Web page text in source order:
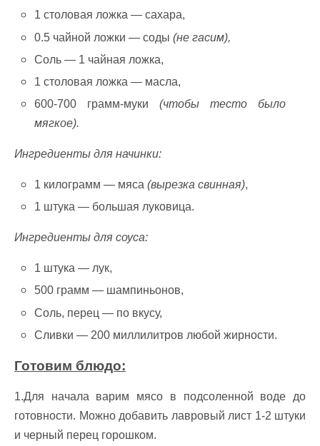
1 столовая ложка — сахара,
0.5 чайной ложки — соды(не гасим),
Соль — 1 чайная ложка,
1 столовая ложка — масла,
600-700 грамм-муки (чтобы тесто было
мягкое).
Ингредиенты для начинки:
1 килограмм — мяса (вырезка свинная),
1 штука — большая луковица.
Ингредиенты для соуса:
1 штука — лук,
500 грамм — шампиньонов,
Соль, перец — по вкусу,
Сливки — 200 миллилитров любой жирности.
Готовим блюдо:
1.Для начала варим мясо в подсоленной воде до
готовности. Можно добавить лавровый лист 1-2 штуки
и черный перец горошком.